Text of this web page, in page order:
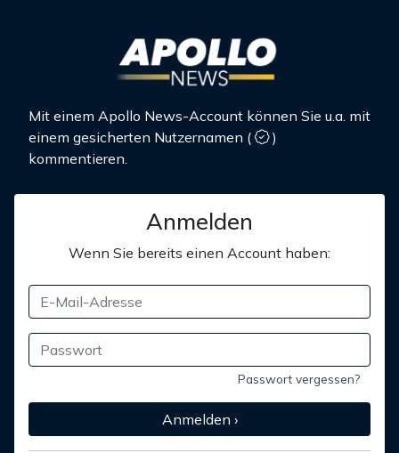
Mit einem Apollo News-Account können Sie u.a. mit
einem gesicherten Nutzernamen (
)
kommentieren.
Anmelden
Wenn Sie bereits einen Account haben:
Passwort vergessen?
Anmelden ›